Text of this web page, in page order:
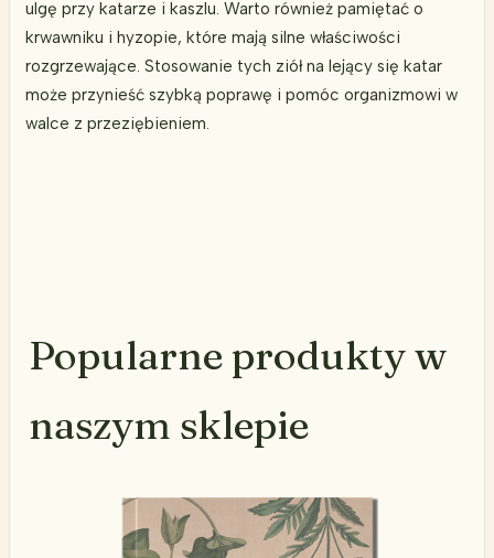
ulgę przy katarze i kaszlu. Warto również pamiętać o
krwawniku i hyzopie, które mają silne właściwości
rozgrzewające. Stosowanie tych ziół na lejący się katar
może przynieść szybką poprawę i pomóc organizmowi w
walce z przeziębieniem.
Popularne produkty w
naszym sklepie